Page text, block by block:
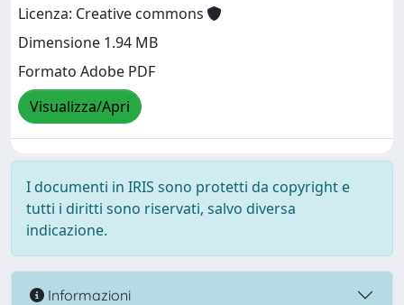
Licenza: Creative commons
Dimensione 1.94 MB
Formato Adobe PDF
Visualizza/Apri
I documenti in IRIS sono protetti da copyright e
tutti i diritti sono riservati, salvo diversa
indicazione.
Informazioni